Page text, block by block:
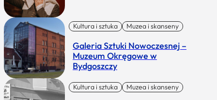
Kultura i sztuka Muzea i skanseny
Galeria Sztuki Nowoczesnej –
Muzeum Okręgowe w
Bydgoszczy
Kultura i sztuka Muzea i skanseny